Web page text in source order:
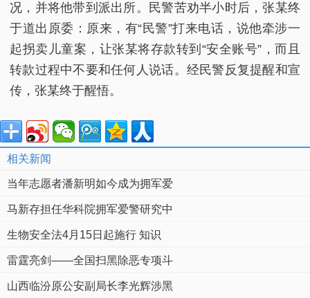
况，并将他带到派出所。民警苦劝半小时后，张某终
于道出原委：原来，有“民警”打来电话，说他牵涉一
起拐卖儿童案，让张某将存款转到“安全账号”，而且
转款过程中不要和任何人说话。经民警反复提醒和宣
传，张某终于醒悟。
相关新闻
当年志愿者潘新明如今成为拥军爱
马新存担任华科院拥军爱警研究中
生物安全法4月15日起施行 知识
雷霆亮剑——全国扫黑除恶专项斗
山西临汾原公安副局长李光辉涉黑